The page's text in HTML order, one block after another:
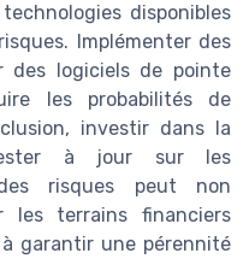
disponibles
Implémenter des
des logiciels de pointe
les probabilités de
investir dans la
à jour sur les
risques peut non
les terrains financiers
garantir une pérennité